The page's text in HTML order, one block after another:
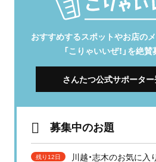
おすすめするスポットやお店の
「こりゃいいぜ！」を絶賛
さんたつ公式サポータ
募集中のお題
残り12日 川越・志木のお気に入